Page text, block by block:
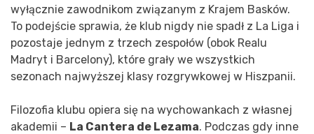
wyłącznie zawodnikom związanym z Krajem Basków.
To podejście sprawia, że klub nigdy nie spadł z La Liga i
pozostaje jednym z trzech zespołów (obok Realu
Madryt i Barcelony), które grały we wszystkich
sezonach najwyższej klasy rozgrywkowej w Hiszpanii.
Filozofia klubu opiera się na wychowankach z własnej
akademii – La Cantera de Lezama. Podczas gdy inne